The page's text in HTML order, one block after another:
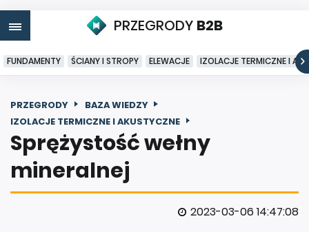
PRZEGRODY B2B
FUNDAMENTY ŚCIANY I STROPY ELEWACJE IZOLACJE TERMICZNE I
PRZEGRODY
BAZA WIEDZY
IZOLACJE TERMICZNE I AKUSTYCZNE
Sprężystość wełny
mineralnej
2023-03-06 14:47:08